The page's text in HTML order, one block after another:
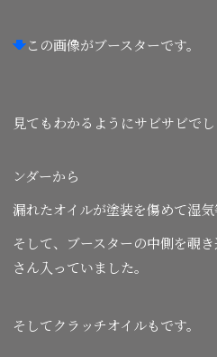
この画像がブースターです。
見てもわかるようにサビサビでし
ンダーから
漏れたオイルが塗装を傷めて湿気
そして、ブースターの中側を覗
さん入っていました。
そしてクラッチオイルもです。